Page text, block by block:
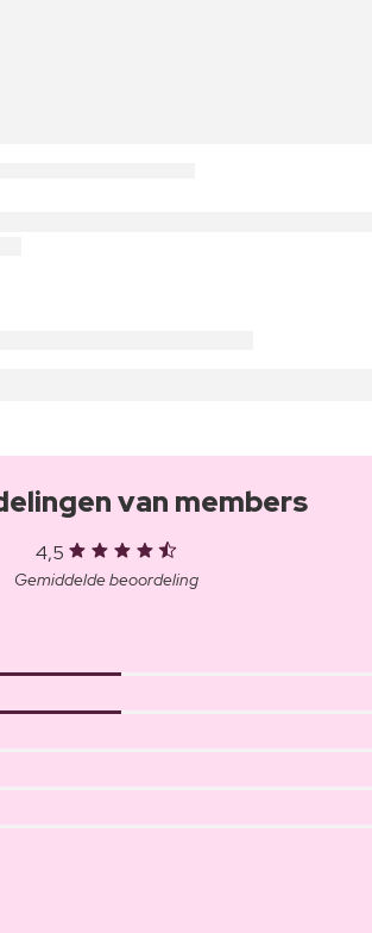
van members
4,5
Gemiddelde beoordeling